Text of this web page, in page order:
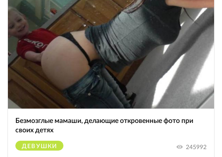
Безмозглые мамаши, делающие откровенные фото при
своих детях
ДЕВУШКИ 245992